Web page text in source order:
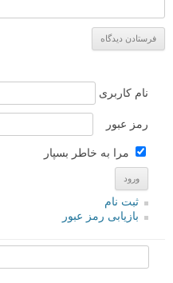
نام کاربری
رمز عبور
مرا به خاطر بسپار
ثبت نام
بازیابی رمز عبور